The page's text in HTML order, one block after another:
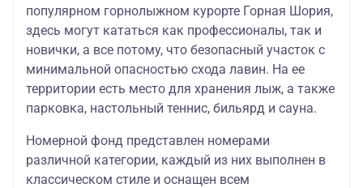
популярном горнолыжном курорте Горная Шория,
здесь могут кататься как профессионалы, так и
новички, а все потому, что безопасный участок с
минимальной опасностью схода лавин. На ее
территории есть место для хранения лыж, а также
парковка, настольный теннис, бильярд и сауна.
Номерной фонд представлен номерами
различной категории, каждый из них выполнен в
классическом стиле и оснащен всем